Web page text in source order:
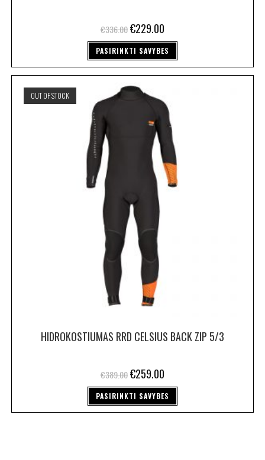
€336.00€229.00
PASIRINKTI SAVYBES
OUT OF STOCK
HIDROKOSTIUMAS RRD CELSIUS BACK ZIP 5/3
€389.00€259.00
PASIRINKTI SAVYBES